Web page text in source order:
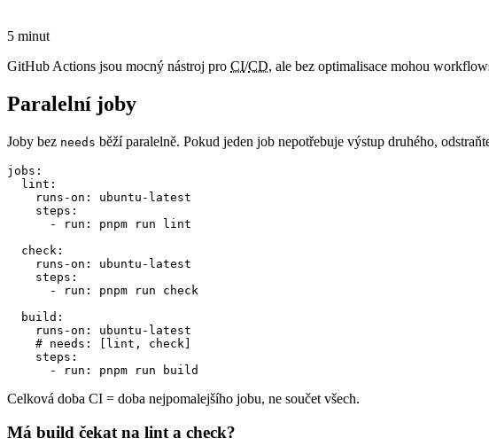
5 minut
GitHub Actions jsou mocný nástroj pro CI/CD, ale bez optimalisace mohou
Paralelní joby
Joby bez needs běží paralelně. Pokud jeden job nepotřebuje výstup druhého,
jobs:
  lint:
    runs-on: ubuntu-latest
    steps:
      - run: pnpm run lint
  check:
    runs-on: ubuntu-latest
    steps:
      - run: pnpm run check
  build:
    runs-on: ubuntu-latest
    # needs: [lint, check]
    steps:
      - run: pnpm run build
Celková doba CI = doba nejpomalejšího jobu, ne součet všech.
Má build čekat na lint a check?